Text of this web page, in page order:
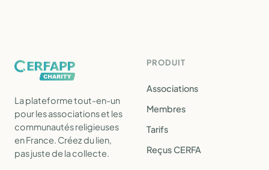
La plateforme tout-en-un
pour les associations et les
communautés religieuses
en France. Créez du lien,
pas juste de la collecte.
PRODUIT
Associations
Membres
Tarifs
Reçus CERFA